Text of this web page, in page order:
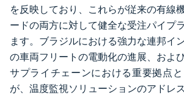
を反映しており、これらが従来の有線
ードの両方に対して健全な受注パイプ
ます。ブラジルにおける強力な連邦イ
の車両フリートの電動化の進展、およ
サプライチェーンにおける重要拠点
が、温度監視ソリューションのアドレ